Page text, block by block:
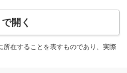
開く
在することを表すものであり、実際